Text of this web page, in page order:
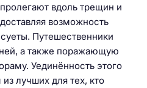
вдоль трещин и
возможность
Путешественники
а также поражающую
Уединённость этого
лучших для тех, кто